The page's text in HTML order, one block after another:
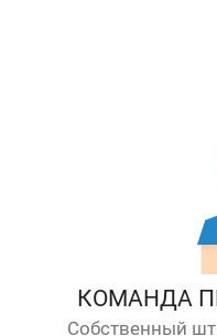
КОМАНДА
Собственный